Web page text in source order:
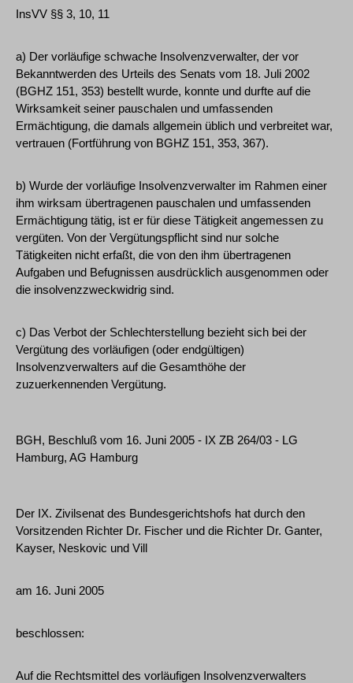
InsVV §§ 3, 10, 11
a) Der vorläufige schwache Insolvenzverwalter, der vor
Bekanntwerden des Urteils des Senats vom 18. Juli 2002
(BGHZ 151, 353) bestellt wurde, konnte und durfte auf die
Wirksamkeit seiner pauschalen und umfassenden
Ermächtigung, die damals allgemein üblich und verbreitet war,
vertrauen (Fortführung von BGHZ 151, 353, 367).
b) Wurde der vorläufige Insolvenzverwalter im Rahmen einer
ihm wirksam übertragenen pauschalen und umfassenden
Ermächtigung tätig, ist er für diese Tätigkeit angemessen zu
vergüten. Von der Vergütungspflicht sind nur solche
Tätigkeiten nicht erfaßt, die von den ihm übertragenen
Aufgaben und Befugnissen ausdrücklich ausgenommen oder
die insolvenzzweckwidrig sind.
c) Das Verbot der Schlechterstellung bezieht sich bei der
Vergütung des vorläufigen (oder endgültigen)
Insolvenzverwalters auf die Gesamthöhe der
zuzuerkennenden Vergütung.
BGH, Beschluß vom 16. Juni 2005 - IX ZB 264/03 - LG
Hamburg, AG Hamburg
Der IX. Zivilsenat des Bundesgerichtshofs hat durch den
Vorsitzenden Richter Dr. Fischer und die Richter Dr. Ganter,
Kayser, Neskovic und Vill
am 16. Juni 2005
beschlossen:
Auf die Rechtsmittel des vorläufigen Insolvenzverwalters